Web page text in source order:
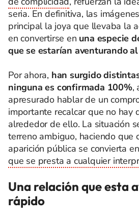
seria. En definitiva, las
principal la joya que llevaba la
en convertirse en una especie
que se estarían aventurando
Por ahora, han surgido
ninguna es confirmada 100%,
apresurado hablar de un
importante recalcar que no hay
alrededor de ello. La situación
terreno ambiguo, haciendo que
aparición pública se convierta
que se presta a cualquier
Una relación que esta
rápido